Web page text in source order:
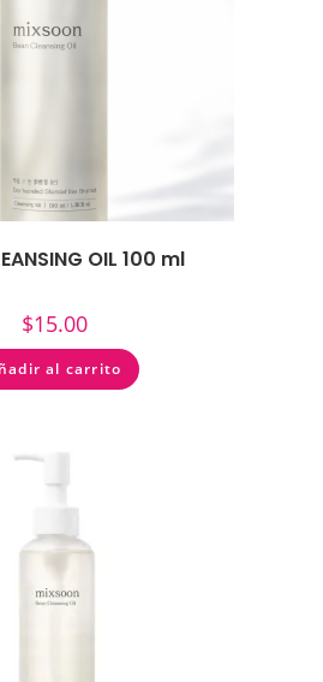
OIL 100 ml
$15.00
al carrito